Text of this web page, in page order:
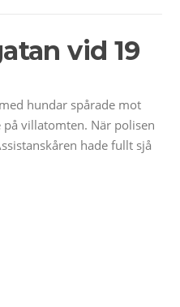
vid 19
hundar spårade mot
villatomten. När polisen
hade fullt sjå